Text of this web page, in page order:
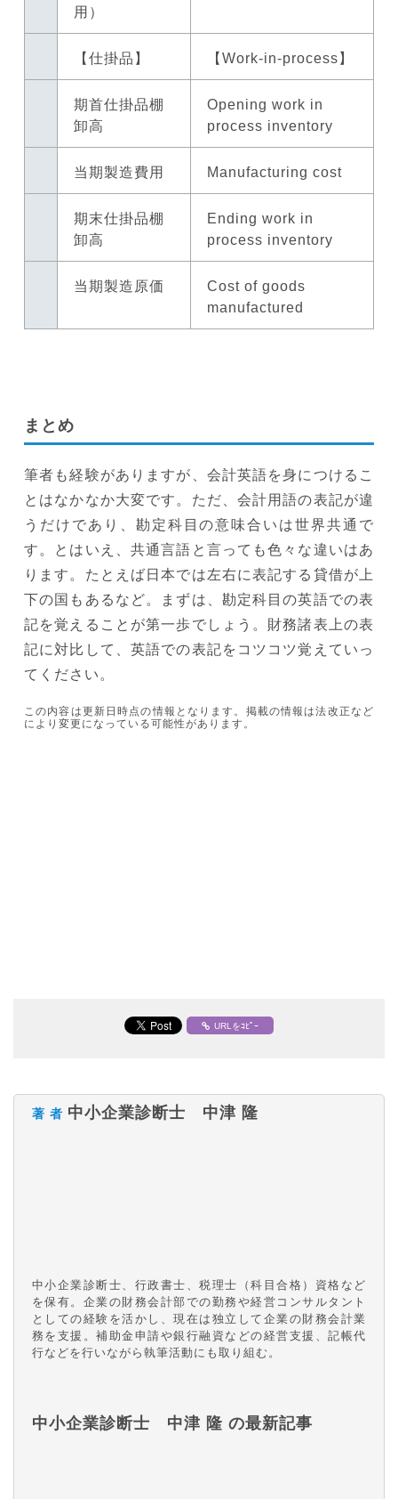
用）
【仕掛品】 【Work-in-process】
期首仕掛品棚
卸高
Opening work in
process inventory
当期製造費用 Manufacturing cost
期末仕掛品棚
卸高
Ending work in
process inventory
当期製造原価
Cost of goods
manufactured
まとめ
筆者も経験がありますが、会計英語を身につけるこ
とはなかなか大変です。ただ、会計用語の表記が違
うだけであり、勘定科目の意味合いは世界共通で
す。とはいえ、共通言語と言っても色々な違いはあ
ります。たとえば日本では左右に表記する貸借が上
下の国もあるなど。まずは、勘定科目の英語での表
記を覚えることが第一歩でしょう。財務諸表上の表
記に対比して、英語での表記をコツコツ覚えていっ
てください。
この内容は更新日時点の情報となります。掲載の情報は法改正など
により変更になっている可能性があります。
URLをｺﾋﾟｰ
著 者 中小企業診断士 中津 隆
中小企業診断士、行政書士、税理士（科目合格）資格など
を保有。企業の財務会計部での勤務や経営コンサルタント
としての経験を活かし、現在は独立して企業の財務会計業
務を支援。補助金申請や銀行融資などの経営支援、記帳代
行などを行いながら執筆活動にも取り組む。
中小企業診断士 中津 隆 の最新記事